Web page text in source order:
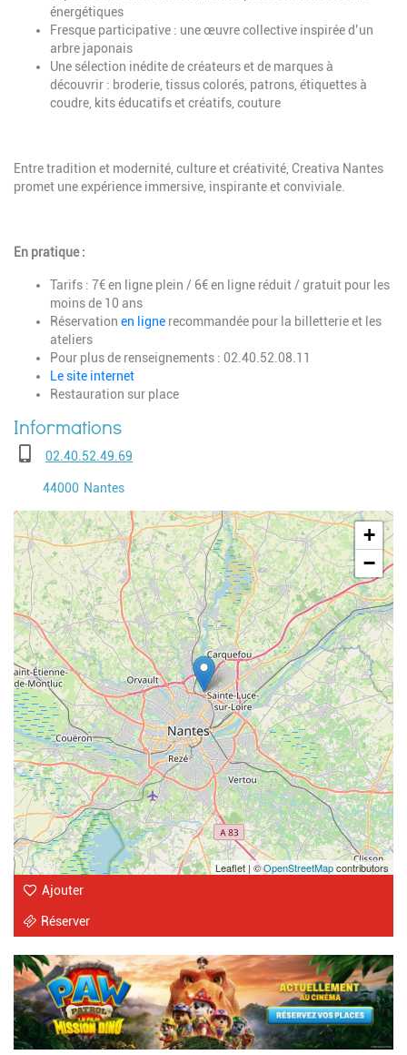
énergétiques
Fresque participative : une œuvre collective inspirée d’un
arbre japonais
Une sélection inédite de créateurs et de marques à
découvrir : broderie, tissus colorés, patrons, étiquettes à
coudre, kits éducatifs et créatifs, couture
Entre tradition et modernité, culture et créativité, Creativa Nantes
promet une expérience immersive, inspirante et conviviale.
En pratique :
Tarifs : 7€ en ligne plein / 6€ en ligne réduit / gratuit pour les
moins de 10 ans
Réservation en ligne recommandée pour la billetterie et les
ateliers
Pour plus de renseignements : 02.40.52.08.11
Le site internet
Restauration sur place
Téléphone02.40.52.49.69
Code postal
44000 Ville
Nantes
Geolocalisation
+
−
Leaflet | ©OpenStreetMapcontributors
Ajouter
Réserver